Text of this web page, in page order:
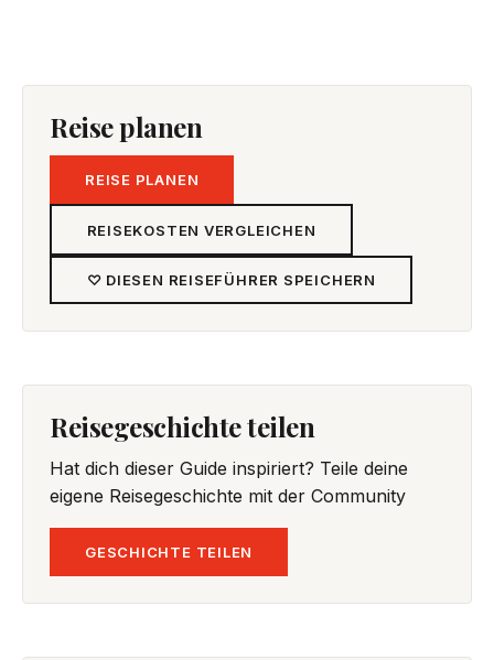
Reise planen
REISE PLANEN
REISEKOSTEN VERGLEICHEN
♡ DIESEN REISEFÜHRER SPEICHERN
Reisegeschichte teilen
Hat dich dieser Guide inspiriert? Teile deine
eigene Reisegeschichte mit der Community
GESCHICHTE TEILEN